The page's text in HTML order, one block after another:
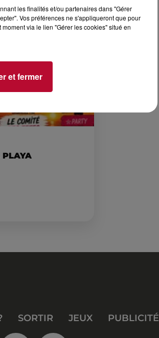
Rêve du gladiateur »
l'amphithéâtre
et 8 août. Une fresque
PLAYA
SORTIR JEUX PUBLICITÉ
les finalités et/ou partenaires dans "Gérer
Vos préférences ne s'appliqueront que pour
via le lien "Gérer les cookies" situé en
et fermer